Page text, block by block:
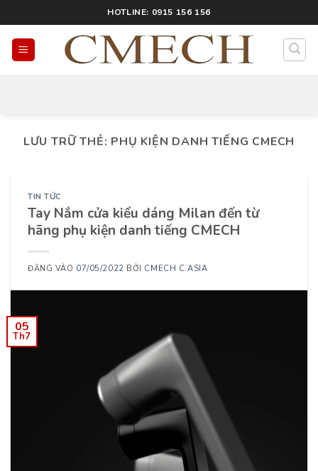
HOTLINE: 0915 156 156
LƯU TRỮ THẺ: PHỤ KIỆN DANH TIẾNG CMECH
TIN TỨC
Tay Nắm cửa kiểu dáng Milan đến từ
hãng phụ kiện danh tiếng CMECH
ĐĂNG VÀO 07/05/2022 BỞI CMECH C.ASIA
05
Th7